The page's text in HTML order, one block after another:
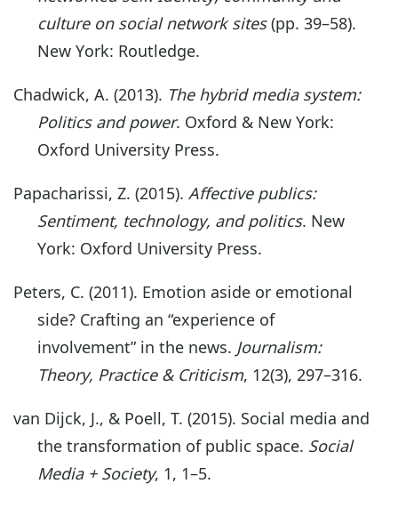
culture on social network sites(pp. 39–58).
New York: Routledge.
Chadwick, A. (2013). The hybrid media system:
Politics and power. Oxford & New York:
Oxford University Press.
Papacharissi, Z. (2015). Affective publics:
Sentiment, technology, and politics. New
York: Oxford University Press.
Peters, C. (2011). Emotion aside or emotional
side? Crafting an “experience of
involvement” in the news. Journalism:
Theory, Practice & Criticism, 12(3), 297–316.
van Dijck, J., & Poell, T. (2015). Social media and
the transformation of public space. Social
Media + Society, 1, 1–5.